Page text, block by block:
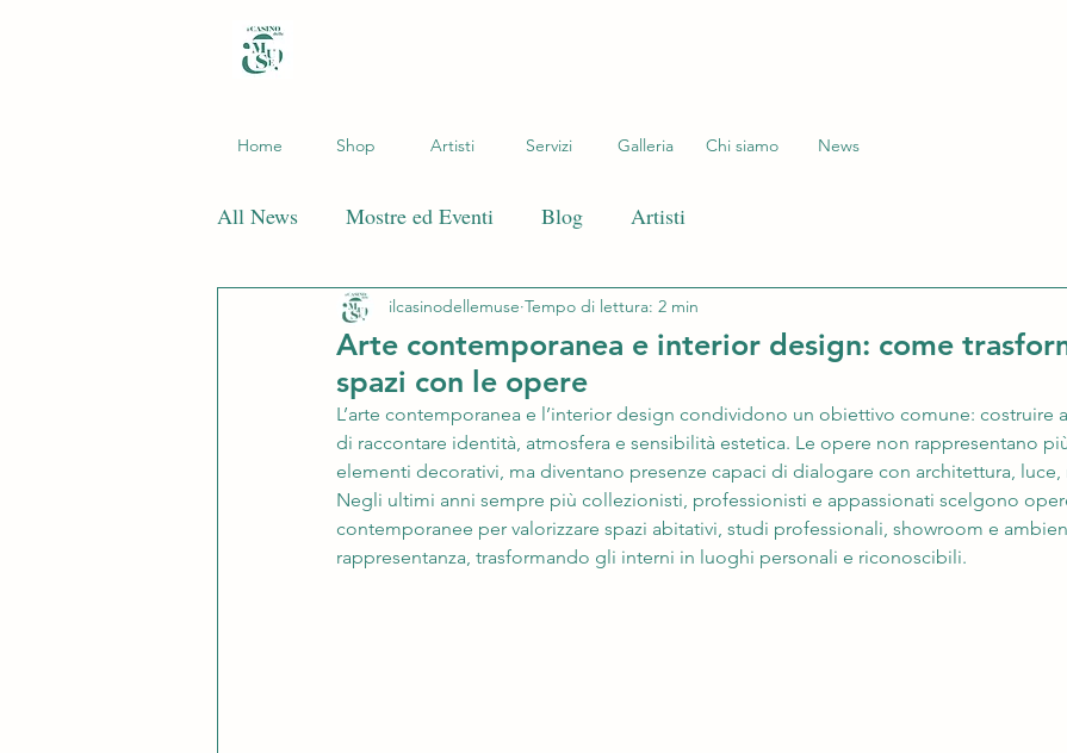
Home Shop Artisti Servizi Galleria Chi siamo News
All News Mostre ed Eventi Blog Artisti
Arte contemporanea e interior design: come
spazi con le opere
ilcasinodellemuse Tempo di lettura: 2 min
L’arte contemporanea e l’interior design condividono un obiettivo comune: costruire
di raccontare identità, atmosfera e sensibilità estetica. Le opere non rappresentano
elementi decorativi, ma diventano presenze capaci di dialogare con architettura, luce,
Negli ultimi anni sempre più collezionisti, professionisti e appassionati scelgono
contemporanee per valorizzare spazi abitativi, studi professionali, showroom e
rappresentanza, trasformando gli interni in luoghi personali e riconoscibili.